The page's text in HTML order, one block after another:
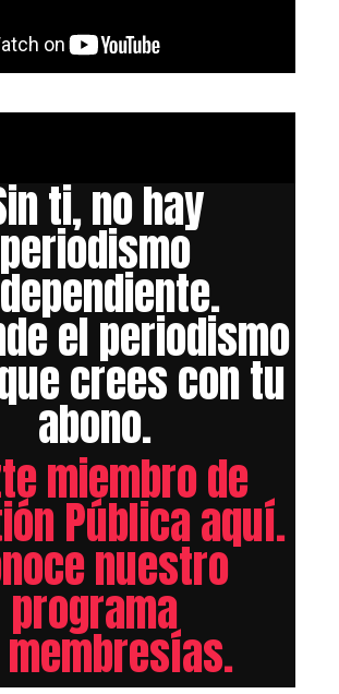
ti, no hay
periodismo
el periodismo
crees con tu
abono.
miembro de
Pública aquí.
nuestro
programa